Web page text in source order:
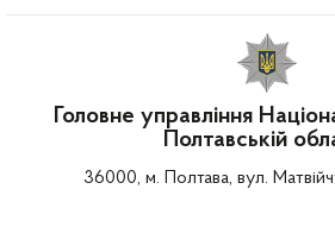
Головне управління
Полтавській
36000, м. Полтава, вул.